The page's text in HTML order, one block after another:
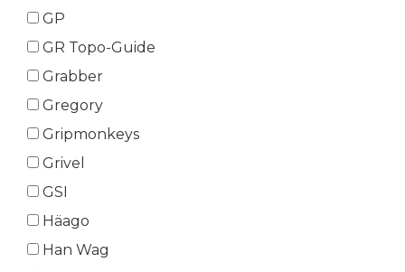
GP
GR Topo-Guide
Grabber
Gregory
Gripmonkeys
Grivel
GSI
Häago
Han Wag